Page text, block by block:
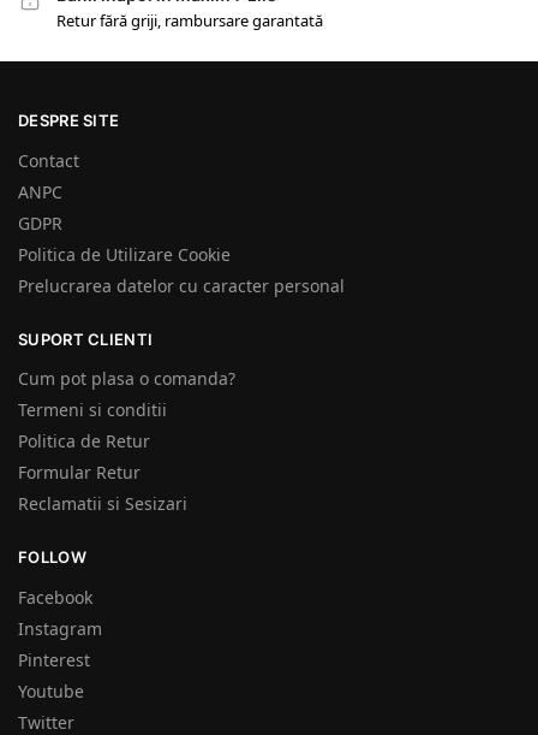
Retur fără griji, rambursare garantată
DESPRE SITE
Contact
ANPC
GDPR
Politica de Utilizare Cookie
Prelucrarea datelor cu caracter personal
SUPORT CLIENTI
Cum pot plasa o comanda?
Termeni si conditii
Politica de Retur
Formular Retur
Reclamatii si Sesizari
FOLLOW
Facebook
Instagram
Pinterest
Youtube
Twitter